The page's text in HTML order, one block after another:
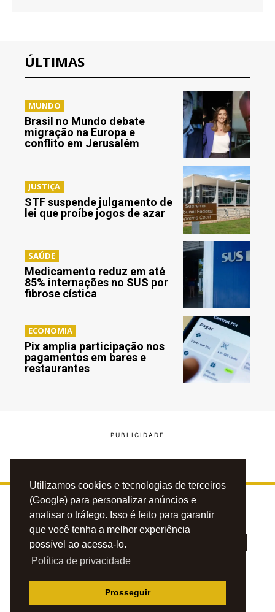
Utilizamos cookies e tecnologias de terceiros
(Google) para personalizar anúncios e
analisar o tráfego. Isso é feito para garantir
que você tenha a melhor experiência
possível ao acessa-lo.
Política de privacidade
Prosseguir
ÚLTIMAS
MUNDO
Brasil no Mundo debate
migração na Europa e
conflito em Jerusalém
JUSTIÇA
STF suspende julgamento de
lei que proíbe jogos de azar
SAÚDE
Medicamento reduz em até
85% internações no SUS por
fibrose cística
ECONOMIA
Pix amplia participação nos
pagamentos em bares e
restaurantes
PRIVACIDADE CONTATO